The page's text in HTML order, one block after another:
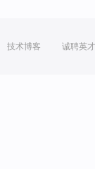
技术博客 诚聘英才